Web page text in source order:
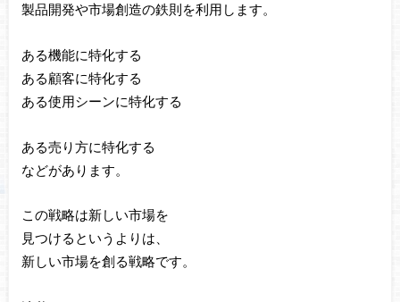
製品開発や市場創造の鉄則を利用します。
ある機能に特化する
ある顧客に特化する
ある使用シーンに特化する
ある売り方に特化する
などがあります。
この戦略は新しい市場を
見つけるというよりは、
新しい市場を創る戦略です。